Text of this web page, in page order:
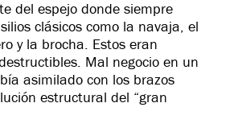
del espejo donde siempre
clásicos como la navaja, el
y la brocha. Estos eran
Mal negocio en un
asimilado con los brazos
estructural del “gran